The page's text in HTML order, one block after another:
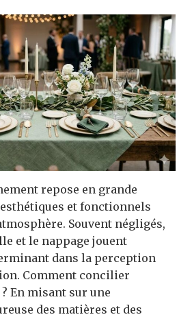
repose en grande
et fonctionnels
Souvent négligés,
et le nappage jouent
dans la perception
Comment concilier
En misant sur une
des matières et des